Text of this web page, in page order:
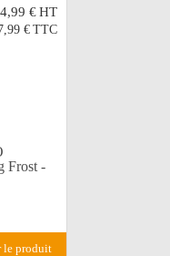
€HT
€ TTC
Frost -
le produit